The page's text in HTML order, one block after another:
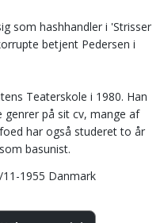
som hashhandler i 'Strisser
betjent Pedersen i
Teaterskole i 1980. Han
på sit cv, mange af
har også studeret to år
basunist.
11-1955 Danmark